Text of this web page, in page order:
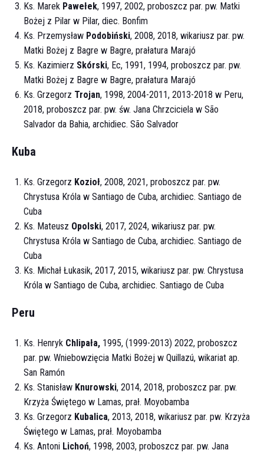
Ks. Marek Pawełek, 1997, 2002, proboszcz par. pw. Matki
Bożej z Pilar w Pilar, diec. Bonfim
Ks. Przemysław Podobiński, 2008, 2018, wikariusz par. pw.
Matki Bożej z Bagre w Bagre, prałatura Marajó
Ks. Kazimierz Skórski, Ec, 1991, 1994, proboszcz par. pw.
Matki Bożej z Bagre w Bagre, prałatura Marajó
Ks. Grzegorz Trojan, 1998, 2004-2011, 2013-2018 w Peru,
2018, proboszcz par. pw. św. Jana Chrzciciela w São
Salvador da Bahia, archidiec. São Salvador
Kuba
Ks. Grzegorz Kozioł, 2008, 2021, proboszcz par. pw.
Chrystusa Króla w Santiago de Cuba, archidiec. Santiago de
Cuba
Ks. Mateusz Opolski, 2017, 2024, wikariusz par. pw.
Chrystusa Króla w Santiago de Cuba, archidiec. Santiago de
Cuba
Ks. Michał Łukasik, 2017, 2015, wikariusz par. pw. Chrystusa
Króla w Santiago de Cuba, archidiec. Santiago de Cuba
Peru
Ks. Henryk Chlipała, 1995, (1999-2013) 2022, proboszcz
par. pw. Wniebowzięcia Matki Bożej w Quillazú, wikariat ap.
San Ramón
Ks. Stanisław Knurowski, 2014, 2018, proboszcz par. pw.
Krzyża Świętego w Lamas, prał. Moyobamba
Ks. Grzegorz Kubalica, 2013, 2018, wikariusz par. pw. Krzyża
Świętego w Lamas, prał. Moyobamba
Ks. Antoni Lichoń, 1998, 2003, proboszcz par. pw. Jana